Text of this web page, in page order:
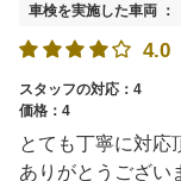
車検を実施した車両 ：
4.0
スタッフの対応：4
価格：4
とても丁寧に対応
ありがとうござい